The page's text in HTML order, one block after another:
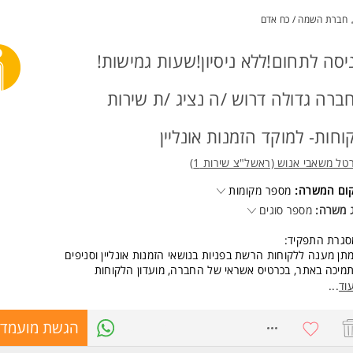
ויכולת ביטוי טובה
בסביבה ממוחשבת
16:00
09:00-17:00
אחת לחודש וחצי בתשלום 125%
לשעות מותאמות להורים
+ נסיעות
עבודה טכנולוגית ומשרדים ברמה גבוהה המשרה מיועדת לנשים ולגברים
משרות ומידע על תהל גיוס עובדים >
חברת השמה / כח אדם
לתחום!ללא ניסיון!שעות גמישות!
גדולה דרוש /ה נציג /ת שירות
למוקד הזמנות אונליין
משאבי אנוש (ראשל"צ שירות 1)
המשרה: מספר מקומות
משרה: מספר סוגים
התפקיד:
מענה ללקוחות הרשת בפניות בנושאי הזמנות אונליין וסניפים
באתר, בכרטיס אשראי של החברה, מועדון הלקוחות
מול ממשקים פנים וחוץ ארגוניים
המשרה:
חלקית
עוד...
הגשת